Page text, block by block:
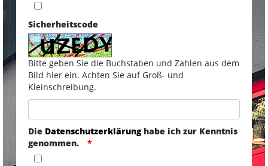
Sicherheitscode
Bitte geben Sie die Buchstaben und Zahlen aus dem
Bild hier ein. Achten Sie auf Groß- und
Kleinschreibung.
Die Datenschutzerklärunghabe ich zur Kenntnis
genommen.